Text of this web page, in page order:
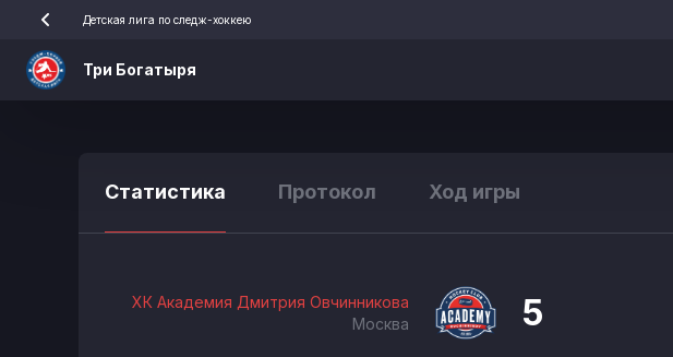
Детская лига по следж-хоккею
Три Богатыря
Статистика Протокол Ход игры
ХК Академия Дмитрия Овчинникова
Москва
5